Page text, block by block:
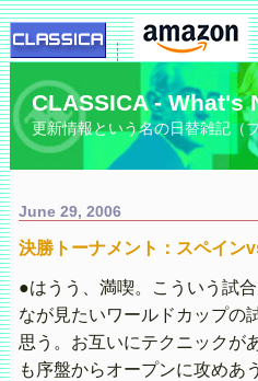
CLASSICA - What's
更新情報という名の日替雑記（
June 29, 2006
決勝トーナメント：スペイン
●はうう、満喫。こういう試
なが見たいワールドカップの
思う。お互いにテクニックが
も序盤からオープンに攻めあ